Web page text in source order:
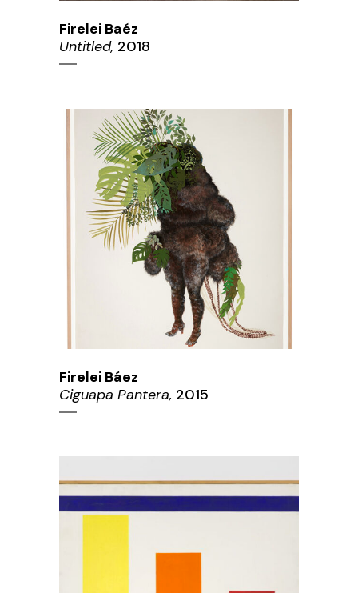
Firelei Baéz
Untitled, 2018
Firelei Báez
Ciguapa Pantera, 2015